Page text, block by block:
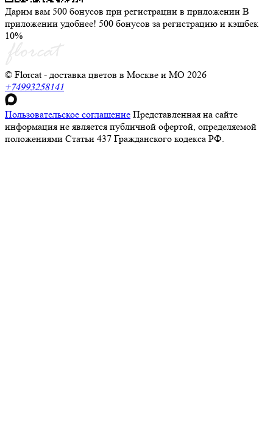
Дарим вам 500 бонусов при регистрации в приложении В
приложении удобнее! 500 бонусов за регистрацию и кэшбек
10%
© Florcat - доставка цветов в Москве и МО 2026
+74993258141
Пользовательское соглашение Представленная на сайте
информация не является публичной офертой, определяемой
положениями Статьи 437 Гражданского кодекса РФ.